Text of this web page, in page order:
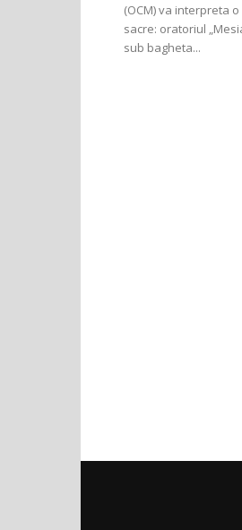
(OCM) va interpreta
sacre: oratoriul
sub bagheta...